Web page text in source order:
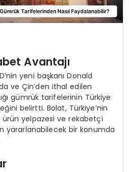
Avantajı
yeni başkanı Donald
ve Çin’den ithal edilen
gümrük tarifelerinin Türkiye
belirtti. Bolat, Türkiye’nin
yelpazesi ve rekabetçi
yararlanabilecek bir konumda